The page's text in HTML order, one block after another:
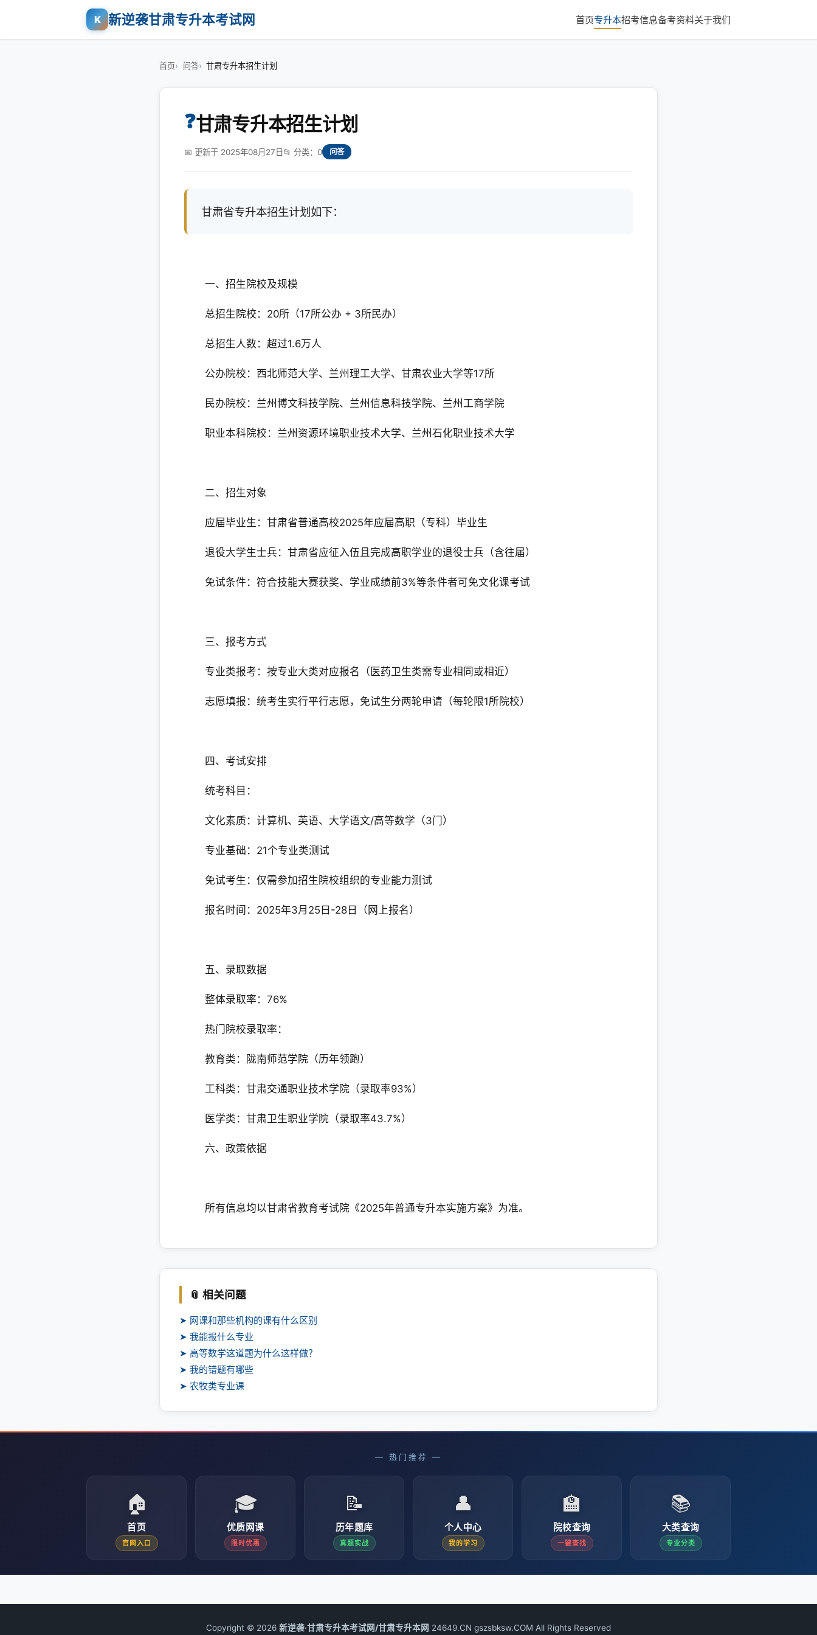
K 新逆袭甘肃专升本考试网 首页专升本招考信息备考资料关于我们
首页 问答 甘肃专升本招生计划
❓甘肃专升本招生计划
📅 更新于 2025年08月27日📂 分类：0 问答
甘肃省专升本招生计划如下：
一、招生院校及规模
总招生院校‌：20所（17所公办 + 3所民办）‌
总招生人数‌：超过1.6万人‌
公办院校‌：西北师范大学、兰州理工大学、甘肃农业大学等17所‌
民办院校‌：兰州博文科技学院、兰州信息科技学院、兰州工商学院‌
职业本科院校‌：兰州资源环境职业技术大学、兰州石化职业技术大学‌
二、招生对象
应届毕业生‌：甘肃省普通高校2025年应届高职（专科）毕业生‌
退役大学生士兵‌：甘肃省应征入伍且完成高职学业的退役士兵（含往届）‌
免试条件‌：符合技能大赛获奖、学业成绩前3%等条件者可免文化课考试‌
三、报考方式
专业类报考‌：按专业大类对应报名（医药卫生类需专业相同或相近）‌
志愿填报‌：统考生实行平行志愿，免试生分两轮申请（每轮限1所院校）‌
四、考试安排
统考科目‌：
文化素质：计算机、英语、大学语文/高等数学（3门）‌
专业基础：21个专业类测试‌
免试考生‌：仅需参加招生院校组织的专业能力测试‌
报名时间‌：2025年3月25日-28日（网上报名）‌
五、录取数据
整体录取率‌：76%‌
热门院校录取率‌：
教育类：陇南师范学院（历年领跑）‌
工科类：甘肃交通职业技术学院（录取率93%）‌
医学类：甘肃卫生职业学院（录取率43.7%）‌
六、政策依据
所有信息均以甘肃省教育考试院《2025年普通专升本实施方案》为准‌。
📎 相关问题
➤ 网课和那些机构的课有什么区别
➤ 我能报什么专业
➤ 高等数学这道题为什么这样做？
➤ 我的错题有哪些
➤ 农牧类专业课
— 热门推荐 —
🏠
首页
官网入口
🎓
优质网课
限时优惠
📝
历年题库
真题实战
👤
个人中心
我的学习
🏫
院校查询
一键查找
📚
大类查询
专业分类
Copyright © 2026 新逆袭·甘肃专升本考试网/甘肃专升本网 24649.CN gszsbksw.COM All Rights Reserved